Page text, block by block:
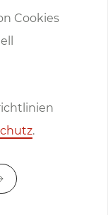
Cookies
.